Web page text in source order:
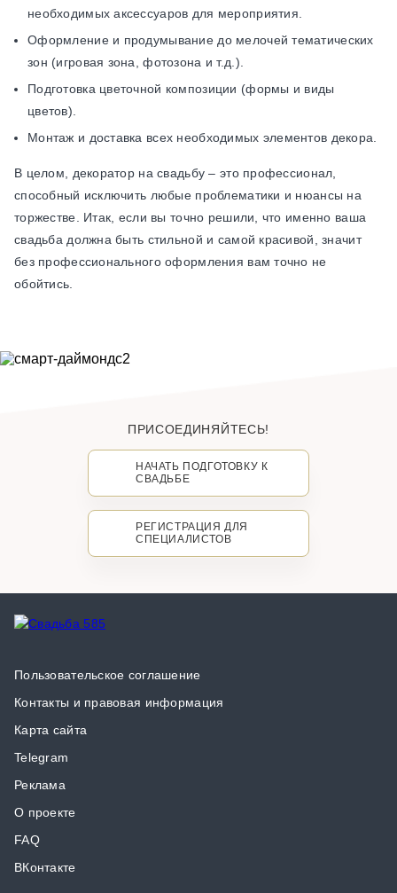
необходимых аксессуаров для мероприятия.
Оформление и продумывание до мелочей тематических
зон (игровая зона, фотозона и т.д.).
Подготовка цветочной композиции (формы и виды
цветов).
Монтаж и доставка всех необходимых элементов декора.
В целом, декоратор на свадьбу – это профессионал,
способный исключить любые проблематики и нюансы на
торжестве. Итак, если вы точно решили, что именно ваша
свадьба должна быть стильной и самой красивой, значит
без профессионального оформления вам точно не
обойтись.
ПРИСОЕДИНЯЙТЕСЬ!
НАЧАТЬ ПОДГОТОВКУ К
СВАДЬБЕ
РЕГИСТРАЦИЯ ДЛЯ
СПЕЦИАЛИСТОВ
Пользовательское соглашение
Контакты и правовая информация
Карта сайта
Telegram
Реклама
О проекте
FAQ
ВКонтакте